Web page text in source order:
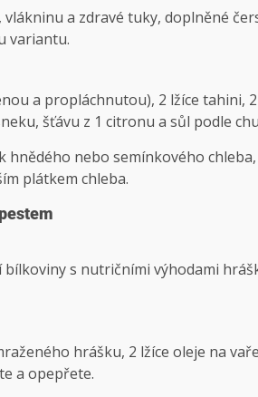
a zdravé tuky, doplněné
variantu.
a propláchnutou), 2 lžíce tahini,
šťávu z 1 citronu a sůl podle
hnědého nebo semínkového
plátkem chleba.
s nutričními výhodami
hrášku, 2 lžíce oleje na
a opepřete.